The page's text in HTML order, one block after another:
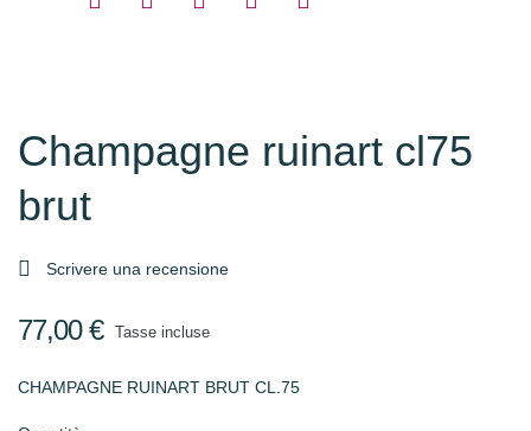
Champagne ruinart cl75
brut
 Scrivere una recensione
77,00 € Tasse incluse
CHAMPAGNE RUINART BRUT CL.75